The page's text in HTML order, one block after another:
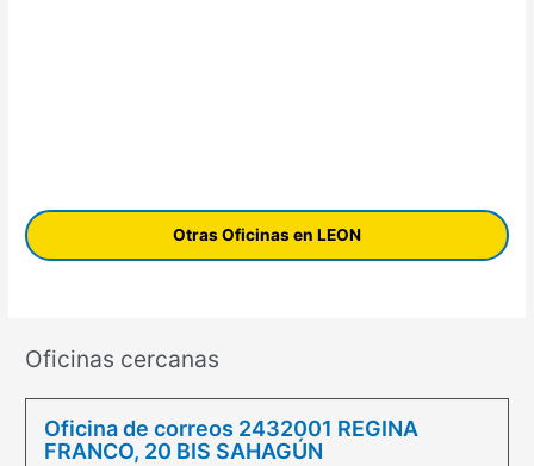
Otras Oficinas en LEON
Oficinas cercanas
Oficina de correos 2432001 REGINA
FRANCO, 20 BIS SAHAGÚN